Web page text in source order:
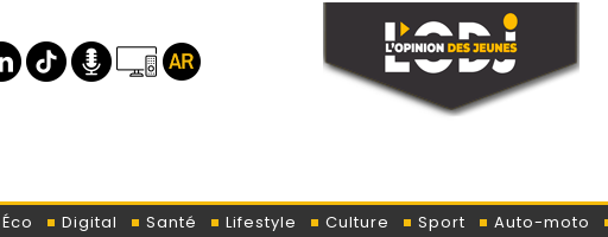
Éco Digital Santé Lifestyle Culture Sport Auto-moto